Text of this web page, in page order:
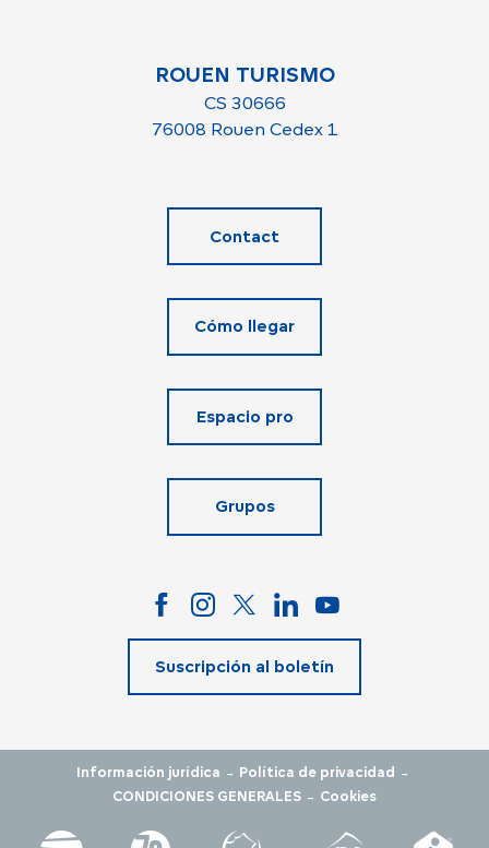
ROUEN TURISMO
CS 30666
76008 Rouen Cedex 1
Contact
Cómo llegar
Espacio pro
Grupos
Suscripción al boletín
Información jurídica - Política de privacidad -
CONDICIONES GENERALES - Cookies